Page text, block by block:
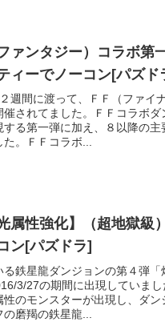
ァンタジー）コラボ第
ィーでノーコン[パズド
週間に渡って、ＦＦ（ファイ
されてました。ＦＦコラボダ
る第一弾に加え、８以降の主
。ＦＦコラボ...
属性強化】（超地獄級
ン[パズドラ]
鉄星龍ダンジョンの第４弾「
3/27の期間に出現していま
のモンスターが出現し、ダン
磨羯の鉄星龍...